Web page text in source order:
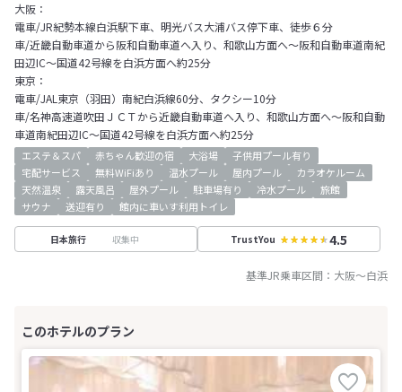
大阪：
電車/JR紀勢本線白浜駅下車、明光バス大浦バス停下車、徒歩６分
車/近畿自動車道から阪和自動車道へ入り、和歌山方面へ～阪和自動車道南紀
田辺IC～国道42号線を白浜方面へ約25分
東京：
電車/JAL東京（羽田）南紀白浜線60分、タクシー10分
車/名神高速道吹田ＪＣＴから近畿自動車道へ入り、和歌山方面へ～阪和自動
車道南紀田辺IC～国道42号線を白浜方面へ約25分
エステ＆スパ 赤ちゃん歓迎の宿 大浴場
子供用プール有り
宅配サービス
無料WiFiあり 温水プール 屋内プール
カラオケルーム
天然温泉
露天風呂 屋外プール 駐車場有り 冷水プール
旅館
サウナ
送迎有り 館内に車いす利用トイレ
日本旅行 収集中 TrustYou 4.5
基準JR乗車区間： 大阪～白浜